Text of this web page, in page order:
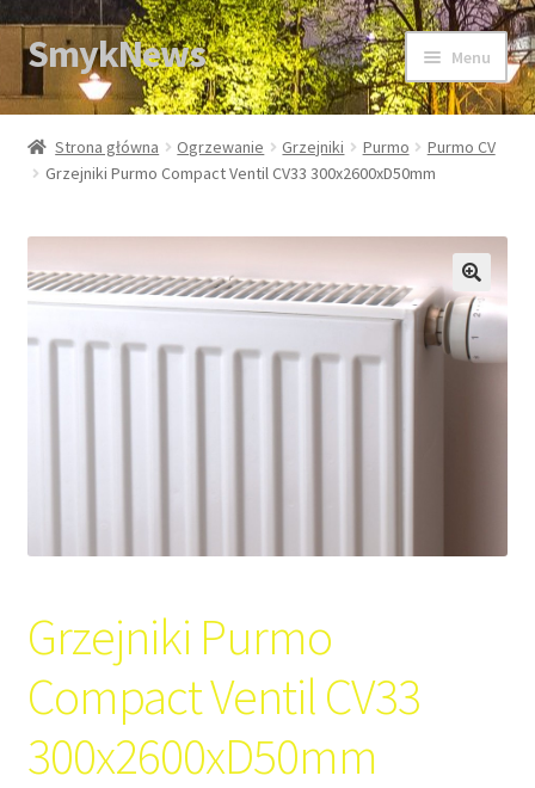
Przejdź
do
nawigacji
Przejdź
do
treści
SmykNews Menu
Strona główna
Strona główna Ogrzewanie Grzejniki Purmo
Purmo CV
Grzejniki Purmo Compact Ventil CV33 300x2600xD50mm
Grzejniki Purmo
Compact Ventil CV33
300x2600xD50mm